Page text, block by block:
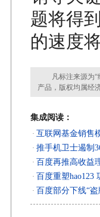
题将得
的速度
凡标注来源为“经
产品，版权均属经
集成阅读：
· 互联网基金销售
· 推手机卫士遏制
· 百度再推高收益
· 百度重塑hao123
· 百度部分下线“